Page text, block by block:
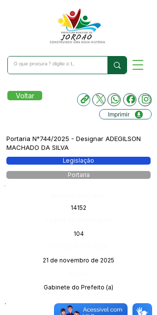
Voltar
Imprimir
Portaria N°744/2025 - Designar ADEGILSON
MACHADO DA SILVA
Legislação
Portaria
14152
104
21 de novembro de 2025
Gabinete do Prefeito (a)